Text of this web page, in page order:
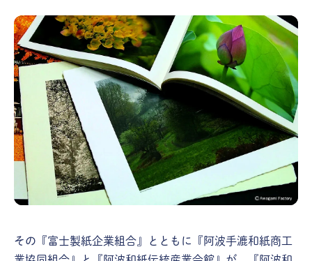
その『富士製紙企業組合』とともに『阿波手漉和紙商工